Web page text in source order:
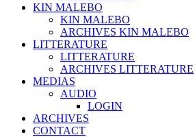
KIN MALEBO
KIN MALEBO
ARCHIVES KIN MALEBO
LITTERATURE
LITTERATURE
ARCHIVES LITTERATURE
MEDIAS
AUDIO
LOGIN
ARCHIVES
CONTACT